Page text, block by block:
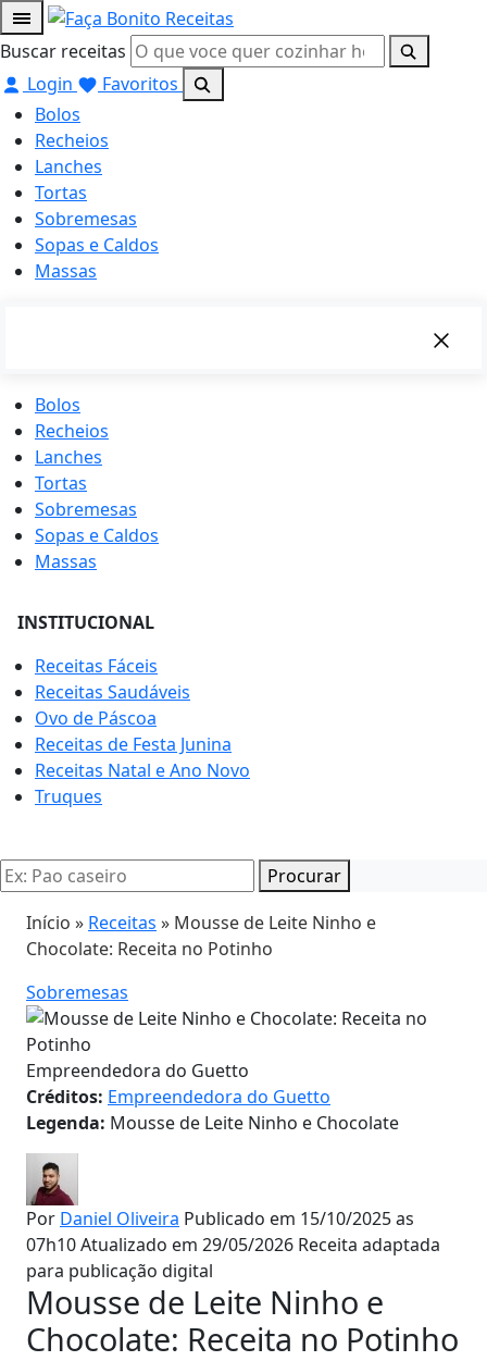
Buscar receitas
Login
Favoritos
Bolos
Recheios
Lanches
Tortas
Sobremesas
Sopas e Caldos
Massas
Bolos
Recheios
Lanches
Tortas
Sobremesas
Sopas e Caldos
Massas
INSTITUCIONAL
Receitas Fáceis
Receitas Saudáveis
Ovo de Páscoa
Receitas de Festa Junina
Receitas Natal e Ano Novo
Truques
Procurar
Início » Receitas » Mousse de Leite Ninho e
Chocolate: Receita no Potinho
Sobremesas
Empreendedora do Guetto
Créditos: Empreendedora do Guetto
Legenda: Mousse de Leite Ninho e Chocolate
Por Daniel Oliveira Publicado em 15/10/2025 as
07h10Atualizado em 29/05/2026 Receita adaptada
para publicação digital
Mousse de Leite Ninho e
Chocolate: Receita no Potinho